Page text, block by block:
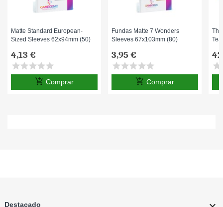
Matte Standard European-
Sized Sleeves 62x94mm (50)
4,13 €
starstarstarstarstar
add_shopping_cart Comprar
Fundas Matte 7 Wonders
Sleeves 67x103mm (80)
3,95 €
starstarstarstarstar
add_shopping_cart Comprar
star
Destacado